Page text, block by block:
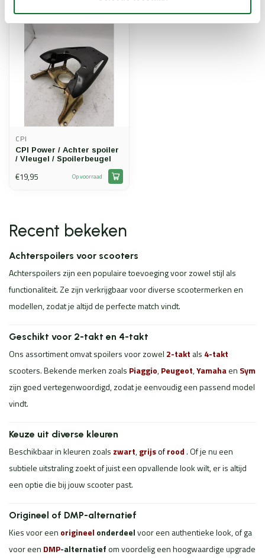
CPI
CPI Power / Achter spoiler
/ Vleugel / Spoilerbeugel
€19,95 Op voorraad
Recent bekeken
Achterspoilers voor scooters
Achterspoilers zijn een populaire toevoeging voor zowel stijl als
functionaliteit. Ze zijn verkrijgbaar voor diverse scootermerken en
modellen, zodat je altijd de perfecte match vindt.
Geschikt voor 2-takt en 4-takt
Ons assortiment omvat spoilers voor zowel 2-takt als 4-takt
scooters. Bekende merken zoals Piaggio,Peugeot,Yamahaen Sym
zijn goed vertegenwoordigd, zodat je eenvoudig een passend model
vindt.
Keuze uit diverse kleuren
Beschikbaar in kleuren zoals zwart,grijsofrood. Of je nu een
subtiele uitstraling zoekt of juist een opvallende look wilt, er is altijd
een optie die bij jouw scooter past.
Origineel of DMP-alternatief
Kies voor een origineel onderdeelvoor een authentieke look, of ga
voor een DMP-alternatiefom voordelig een hoogwaardige upgrade